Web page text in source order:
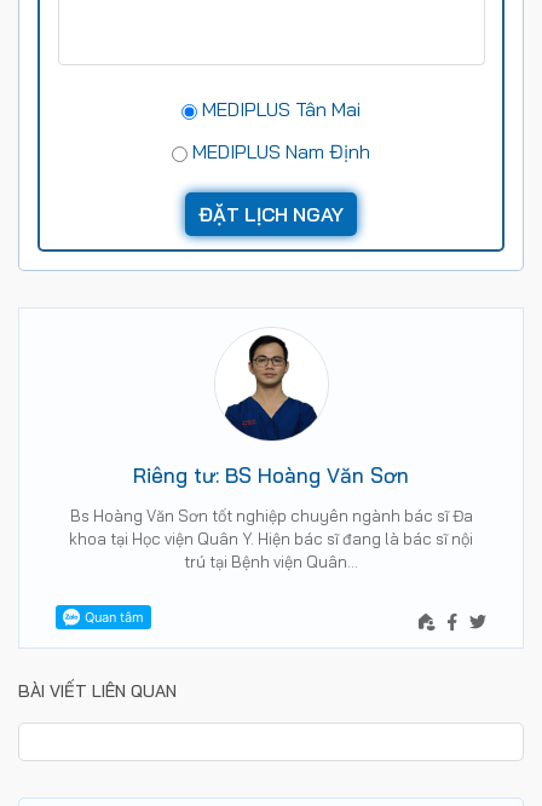
MEDIPLUS Tân Mai
MEDIPLUS Nam Định
Riêng tư: BS Hoàng Văn Sơn
Bs Hoàng Văn Sơn tốt nghiệp chuyên ngành bác sĩ Đa
khoa tại Học viện Quân Y. Hiện bác sĩ đang là bác sĩ nội
trú tại Bệnh viện Quân…
BÀI VIẾT LIÊN QUAN